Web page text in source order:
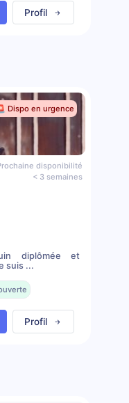
Profil
Dispo en urgence
disponibilité
< 3 semaines
diplômée et
suis ...
Profil